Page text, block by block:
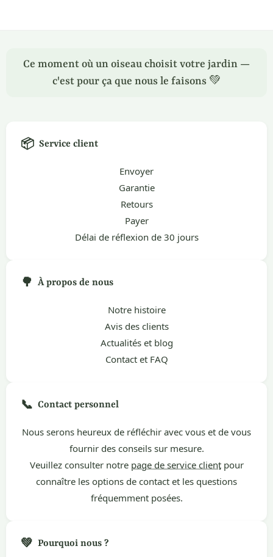
Ce moment où un oiseau choisit votre jardin —
c'est pour ça que nous le faisons 💚
📦 Service client
Envoyer
Garantie
Retours
Payer
Délai de réflexion de 30 jours
🌳 À propos de nous
Notre histoire
Avis des clients
Actualités et blog
Contact et FAQ
📞 Contact personnel
Nous serons heureux de réfléchir avec vous et de vous
fournir des conseils sur mesure.
Veuillez consulter notre page de service clientpour
connaître les options de contact et les questions
fréquemment posées.
💚 Pourquoi nous ?